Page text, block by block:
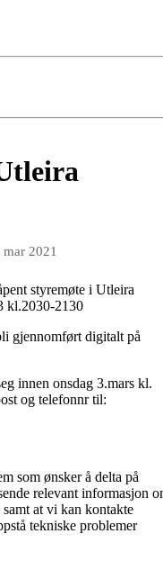
mar 2021
styremøte i Utleira
kl.2030-2130
gjennomført digitalt på
innen onsdag 3.mars kl.
og telefonnr til:
som ønsker å delta på
relevant informasjon
at vi kan kontakte
tekniske problemer